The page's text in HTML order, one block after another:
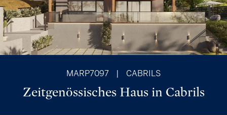
MARP7097 CABRILS
Zeitgenössisches Haus in Cabrils